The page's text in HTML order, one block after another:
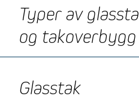
Typer av
og takoverbygg
Glasstak